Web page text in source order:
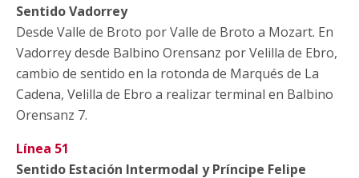
Sentido Vadorrey
Desde Valle de Broto por Valle de Broto a Mozart. En
Vadorrey desde Balbino Orensanz por Velilla de Ebro,
cambio de sentido en la rotonda de Marqués de La
Cadena, Velilla de Ebro a realizar terminal en Balbino
Orensanz 7.
Línea 51
Sentido Estación Intermodal y Príncipe Felipe